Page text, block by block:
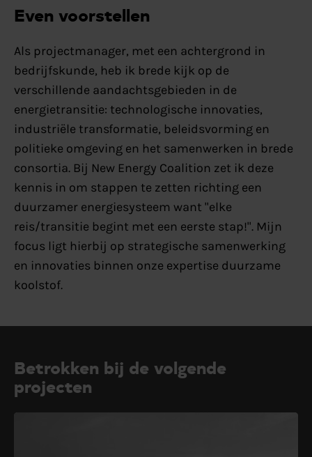
Even voorstellen
Als projectmanager, met een achtergrond in
bedrijfskunde, heb ik brede kijk op de
verschillende aandachtsgebieden in de
energietransitie: technologische innovaties,
industriële transformatie, beleidsvorming en
politieke omgeving en het samenwerken in brede
consortia. Bij New Energy Coalition zet ik deze
kennis in om stappen te zetten richting een
duurzamer energiesysteem want "elke
reis/transitie begint met een eerste stap!". Mijn
focus ligt hierbij op strategische samenwerking
en innovaties binnen onze expertise duurzame
koolstof.
Betrokken bij de volgende
projecten